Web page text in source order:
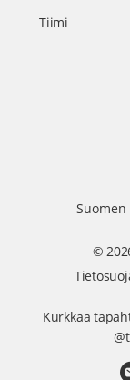
Tiimi
©
Kurkkaa